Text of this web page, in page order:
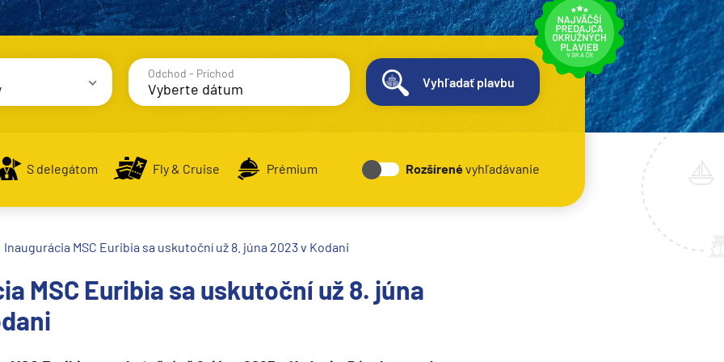
Odchod - Príchod
Vyhľadať plavbu
S delegátom Fly & Cruise Prémium Rozšírenévyhľadávanie
Inaugurácia MSC Euribia sa uskutoční už 8. júna 2023 v Kodani
MSC Euribia sa uskutoční už 8. júna